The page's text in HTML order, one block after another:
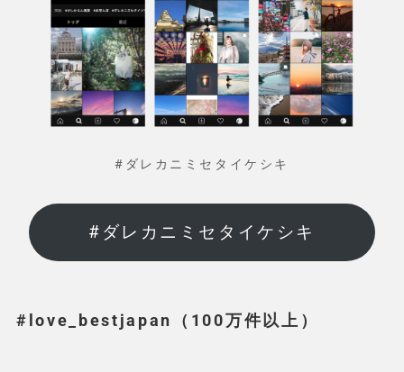
#ダレカニミセタイケシキ
#ダレカニミセタイケシキ
#love_bestjapan（100万件以上）